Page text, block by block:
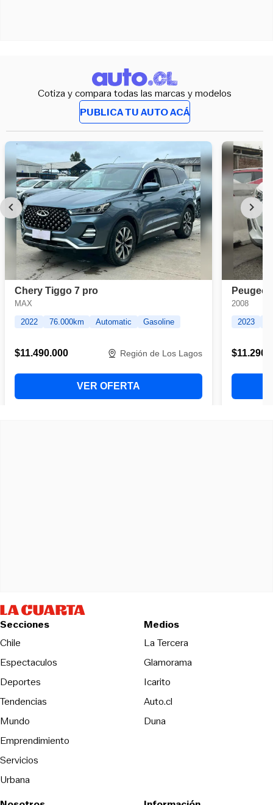
Cotiza y compara todas las marcas y modelos
PUBLICA TU AUTO ACÁ
Secciones
Chile
Espectaculos
Deportes
Tendencias
Mundo
Emprendimiento
Servicios
Urbana
Medios
La TerceraOpens in new
Glamorama
Icarito
Auto.cl
DunaOpens in new window